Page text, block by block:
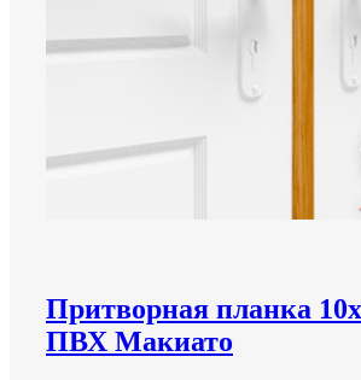
Притворная планка
ПВХ Макиато